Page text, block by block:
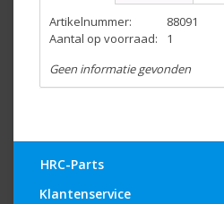
Artikelnummer:
88091
Aantal op voorraad:
1
Geen informatie gevonden
HRC-Parts
Klantenservice